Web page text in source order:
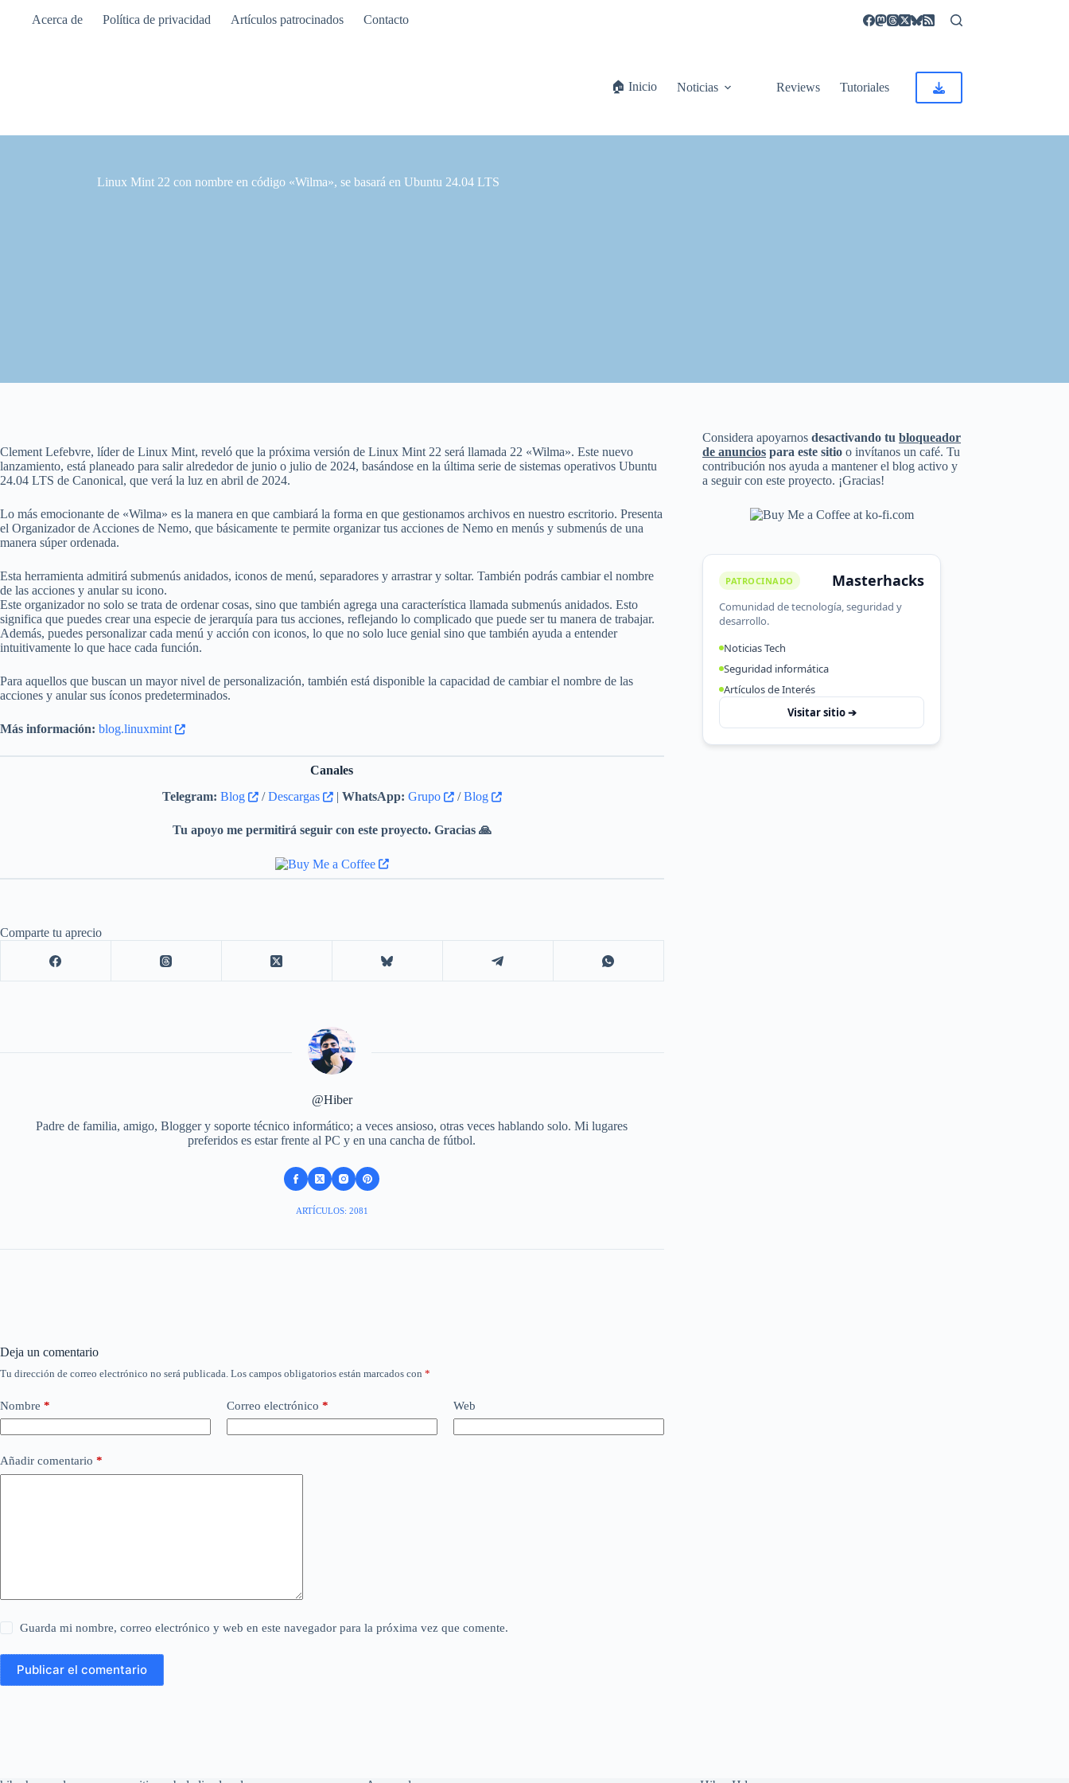
Acerca de Política de privacidad Artículos patrocinados Contacto
🏠 Inicio Noticias Reviews Tutoriales
Linux Mint 22 con nombre en código «Wilma», se basará en Ubuntu 24.04 LTS
Clement Lefebvre, líder de Linux Mint, reveló que la próxima versión de Linux Mint 22 será llamada 22 «Wilma». Este nuevo
lanzamiento, está planeado para salir alrededor de junio o julio de 2024, basándose en la última serie de sistemas operativos Ubuntu
24.04 LTS de Canonical, que verá la luz en abril de 2024.
Lo más emocionante de «Wilma» es la manera en que cambiará la forma en que gestionamos archivos en nuestro escritorio. Presenta
el Organizador de Acciones de Nemo, que básicamente te permite organizar tus acciones de Nemo en menús y submenús de una
manera súper ordenada.
Esta herramienta admitirá submenús anidados, iconos de menú, separadores y arrastrar y soltar. También podrás cambiar el nombre
de las acciones y anular su icono.
Este organizador no solo se trata de ordenar cosas, sino que también agrega una característica llamada submenús anidados. Esto
significa que puedes crear una especie de jerarquía para tus acciones, reflejando lo complicado que puede ser tu manera de trabajar.
Además, puedes personalizar cada menú y acción con iconos, lo que no solo luce genial sino que también ayuda a entender
intuitivamente lo que hace cada función.
Para aquellos que buscan un mayor nivel de personalización, también está disponible la capacidad de cambiar el nombre de las
acciones y anular sus íconos predeterminados.
Más información: blog.linuxmint
Canales
Telegram: Blog /Descargas | WhatsApp: Grupo /Blog
Tu apoyo me permitirá seguir con este proyecto. Gracias 🙏
Comparte tu aprecio
@Hiber
Padre de familia, amigo, Blogger y soporte técnico informático; a veces ansioso, otras veces hablando solo. Mi lugares
preferidos es estar frente al PC y en una cancha de fútbol.
ARTÍCULOS: 2081
Considera apoyarnosdesactivando tubloqueador
de anuncios para este sitio o invítanos un café. Tu
contribución nos ayuda a mantener el blog activo y
a seguir con este proyecto. ¡Gracias!
PATROCINADO Masterhacks
Comunidad de tecnología, seguridad y
desarrollo.
Noticias Tech
Seguridad informática
Artículos de Interés
Visitar sitio ➔
Deja un comentario
Tu dirección de correo electrónico no será publicada. Los campos obligatorios están marcados con *
Nombre * Correo electrónico * Web
Añadir comentario *
Guarda mi nombre, correo electrónico y web en este navegador para la próxima vez que comente.
Publicar el comentario